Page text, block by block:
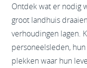
Ontdek wat er nodig
groot landhuis
verhoudingen lagen.
personeelsleden,
plekken waar hun